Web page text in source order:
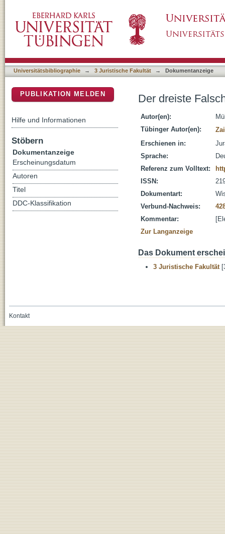
Universitätsbibliographie → 3 Juristische Fakultät → Dokumentanzeige
Der dreiste
Autor(en):
Tübinger Autor(en):
Erschienen in:
Sprache:
Referenz zum Volltext:
ISSN:
Dokumentart:
Verbund-Nachweis:
Kommentar:
Zur Langanzeige
Das Dokument
3 Juristische Fakultät
PUBLIKATION MELDEN
Hilfe und Informationen
Stöbern
Dokumentanzeige
Erscheinungsdatum
Autoren
Titel
DDC-Klassifikation
Kontakt